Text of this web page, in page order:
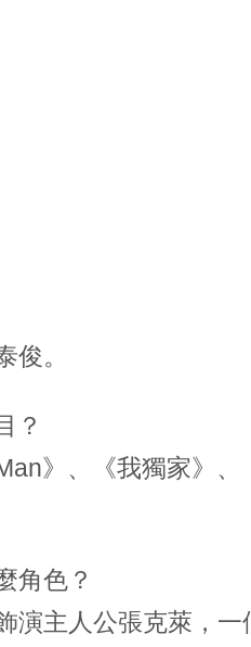
俊。
？
》、《我獨家》、
角色？
演主人公張克萊，一